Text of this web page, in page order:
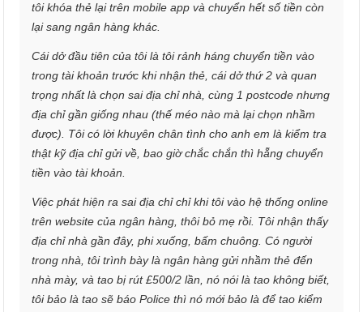
tôi khóa thẻ lại trên mobile app và chuyển hết số tiền còn
lại sang ngân hàng khác.
Cái dở đầu tiên của tôi là tôi rảnh háng chuyển tiền vào
trong tài khoản trước khi nhận thẻ, cái dở thứ 2 và quan
trọng nhất là chọn sai địa chỉ nhà, cùng 1 postcode nhưng
địa chỉ gần giống nhau (thế méo nào mà lại chọn nhầm
được). Tôi có lời khuyên chân tình cho anh em là kiểm tra
thật kỹ địa chỉ gửi về, bao giờ chắc chắn thì hẵng chuyển
tiền vào tài khoản.
Việc phát hiện ra sai địa chỉ chỉ khi tôi vào hệ thống online
trên website của ngân hàng, thôi bỏ mẹ rồi. Tôi nhận thấy
địa chỉ nhà gần đây, phi xuống, bấm chuông. Có người
trong nhà, tôi trình bày là ngân hàng gửi nhầm thẻ đến
nhà mày, và tao bị rút £500/2 lần, nó nói là tao không biết,
tôi bảo là tao sẽ báo Police thì nó mới bảo là để tao kiểm